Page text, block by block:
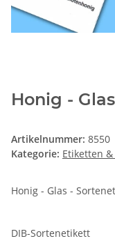
Honig -
Artikelnummer: 8550
Kategorie: Etiketten
Honig - Glas -
DIB-Sortenetikett